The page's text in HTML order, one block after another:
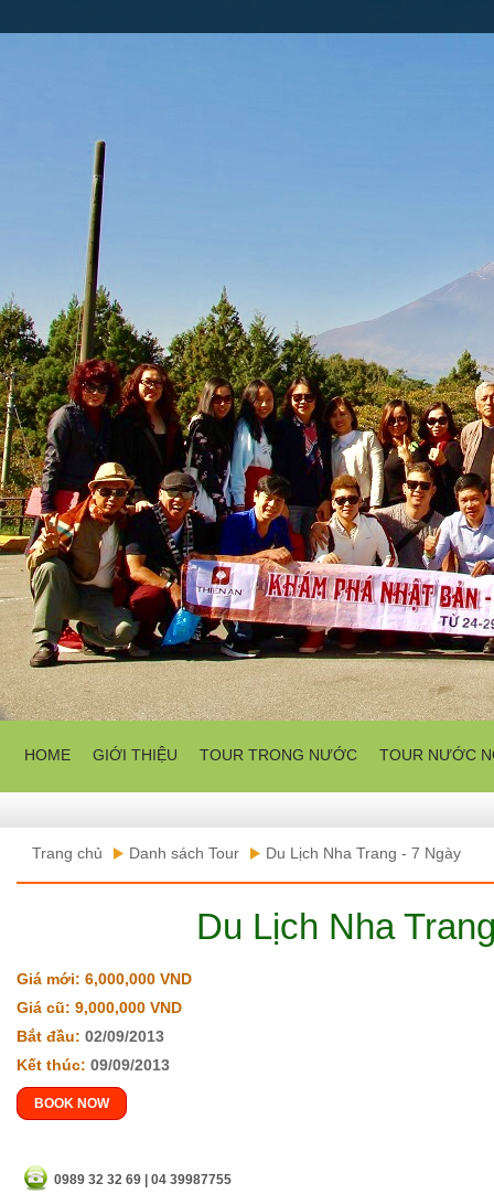
HOME GIỚI THIỆU TOUR TRONG NƯỚC TOUR NƯỚC
Trang chủ Danh sách Tour Du Lịch Nha Trang - 7 Ngày
Du Lịch Nha
Giá mới: 6,000,000 VND
Giá cũ: 9,000,000 VND
Bắt đầu: 02/09/2013
Kết thúc: 09/09/2013
BOOK NOW
0989 32 32 69 | 04 39987755